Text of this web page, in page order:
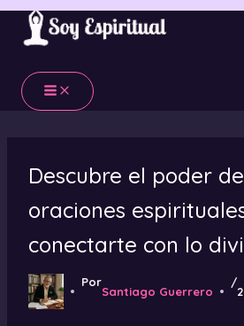
Ir
contenido
Descubre el poder
oraciones
conectarte con lo
Por
Santiago Guerrero
/